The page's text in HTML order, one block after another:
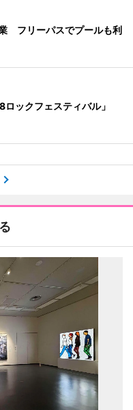
フリーパスでプールも利
ロックフェスティバル」